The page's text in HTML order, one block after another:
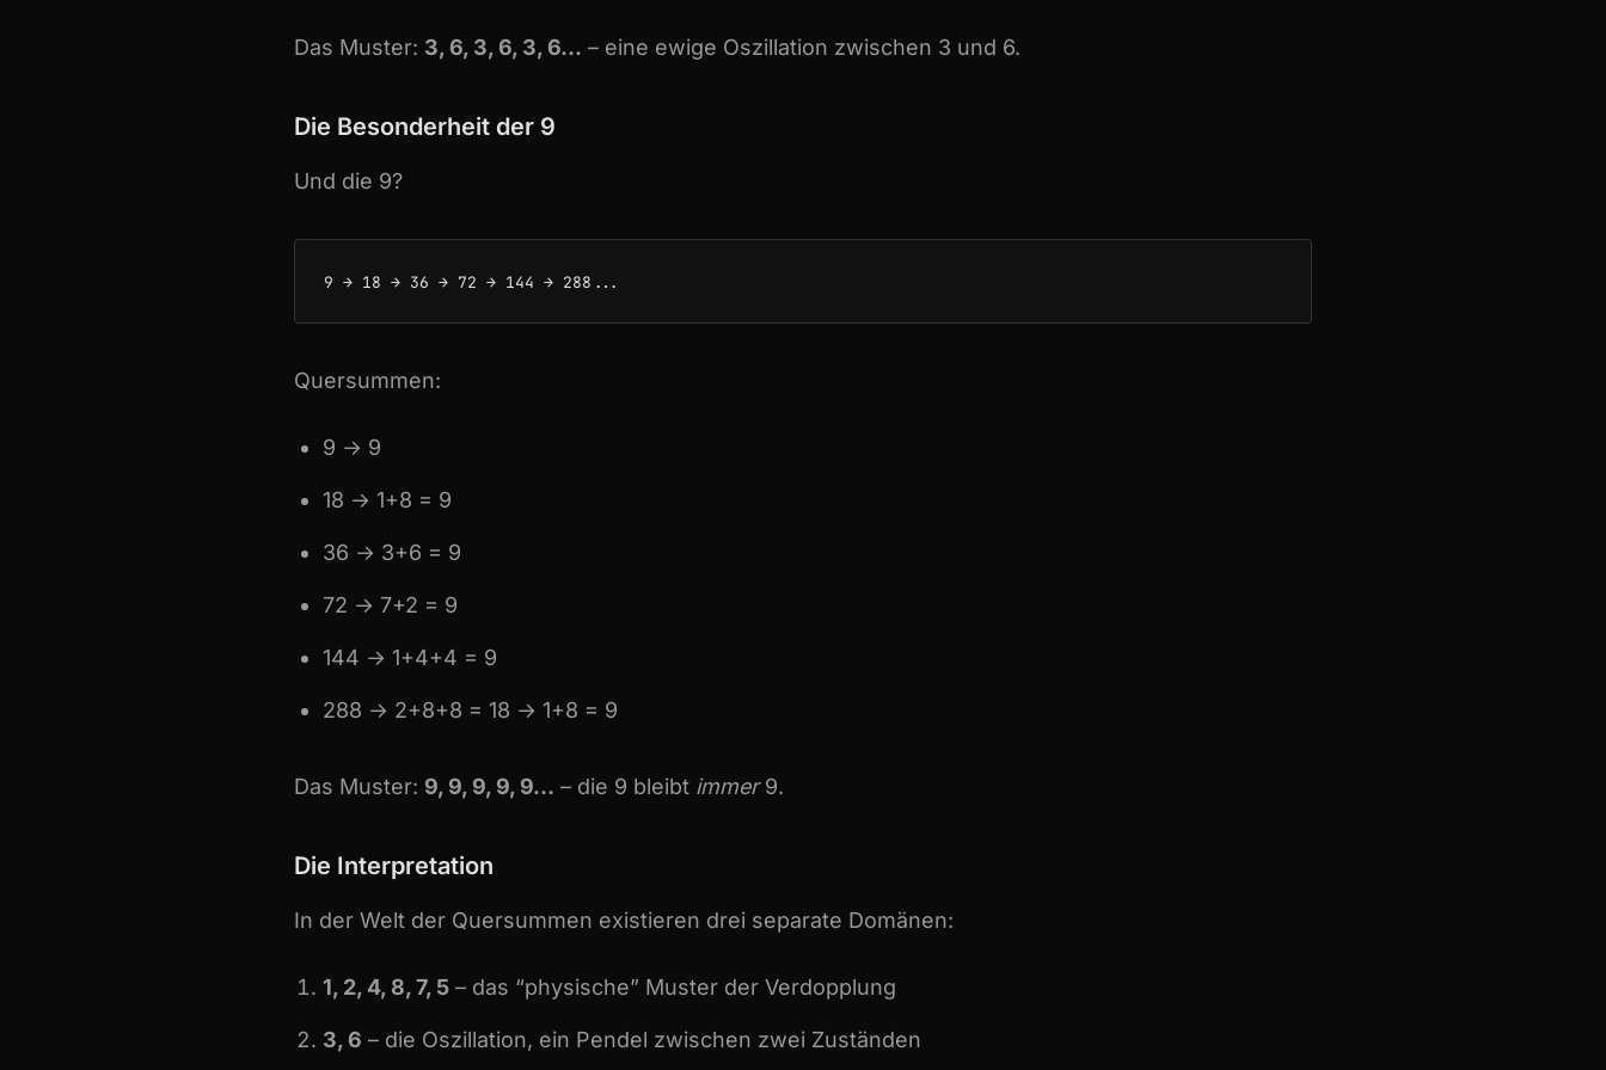
Das Muster: 3, 6, 3, 6, 3, 6… – eine ewige Oszillation zwischen 3 und 6.
Die Besonderheit der 9
Und die 9?
Quersummen:
9 → 9
18 → 1+8 = 9
36 → 3+6 = 9
72 → 7+2 = 9
144 → 1+4+4 = 9
288 → 2+8+8 = 18 → 1+8 = 9
Das Muster: 9, 9, 9, 9, 9… – die 9 bleibt immer9.
Die Interpretation
In der Welt der Quersummen existieren drei separate Domänen:
1, 2, 4, 8, 7, 5 – das “physische” Muster der Verdopplung
3, 6 – die Oszillation, ein Pendel zwischen zwei Zuständen